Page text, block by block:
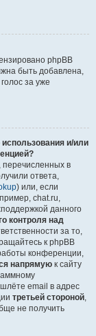
phpBB
быть добавлена,
за уже
и/или
в
ответа,
) или, если
chat.ru,
данного
контроля над
за то,
к phpBB
конференции,
напрямую к сайту
email в адрес
третьей стороной,
не получить